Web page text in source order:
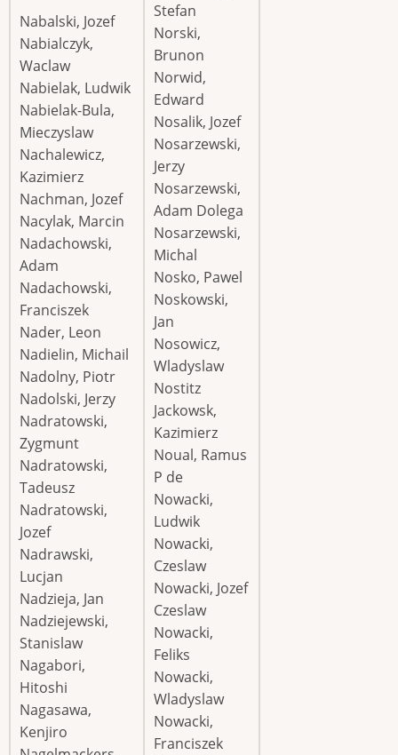
Nabalski, Jozef
Nabialczyk,
Waclaw
Nabielak, Ludwik
Nabielak-Bula,
Mieczyslaw
Nachalewicz,
Kazimierz
Nachman, Jozef
Nacylak, Marcin
Nadachowski,
Adam
Nadachowski,
Franciszek
Nader, Leon
Nadielin, Michail
Nadolny, Piotr
Nadolski, Jerzy
Nadratowski,
Zygmunt
Nadratowski,
Tadeusz
Nadratowski,
Jozef
Nadrawski,
Lucjan
Nadzieja, Jan
Nadziejewski,
Stanislaw
Nagabori,
Hitoshi
Nagasawa,
Kenjiro
Stefan
Norski,
Brunon
Norwid,
Edward
Nosalik, Jozef
Nosarzewski,
Jerzy
Nosarzewski,
Adam Dolega
Nosarzewski,
Michal
Nosko, Pawel
Noskowski,
Jan
Nosowicz,
Wladyslaw
Nostitz
Jackowsk,
Kazimierz
Noual, Ramus
P de
Nowacki,
Ludwik
Nowacki,
Czeslaw
Nowacki, Jozef
Czeslaw
Nowacki,
Feliks
Nowacki,
Wladyslaw
Nowacki,
Franciszek